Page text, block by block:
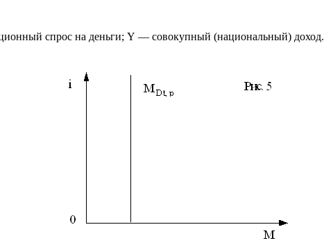
спрос на деньги; Y — совокупный (национальный) доход.